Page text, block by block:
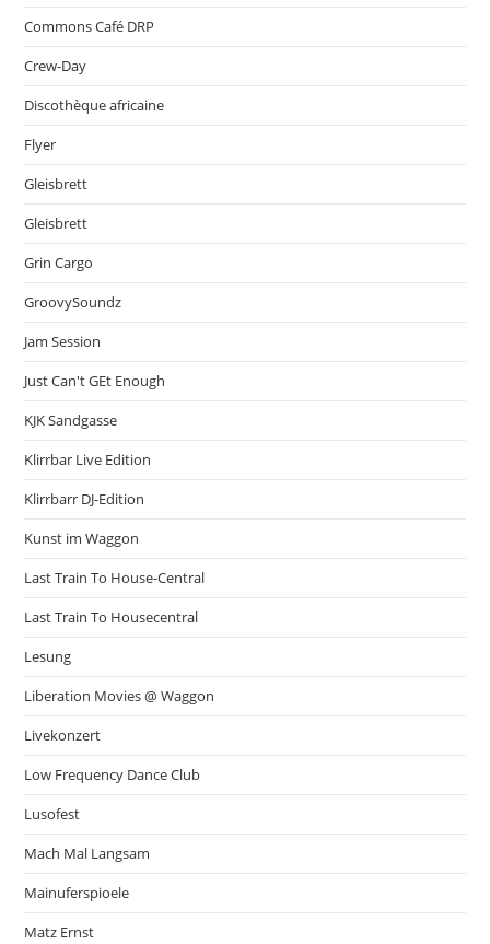
Commons Café DRP
Crew-Day
Discothèque africaine
Flyer
Gleisbrett
Gleisbrett
Grin Cargo
GroovySoundz
Jam Session
Just Can't GEt Enough
KJK Sandgasse
Klirrbar Live Edition
Klirrbarr DJ-Edition
Kunst im Waggon
Last Train To House-Central
Last Train To Housecentral
Lesung
Liberation Movies @ Waggon
Livekonzert
Low Frequency Dance Club
Lusofest
Mach Mal Langsam
Mainuferspioele
Matz Ernst